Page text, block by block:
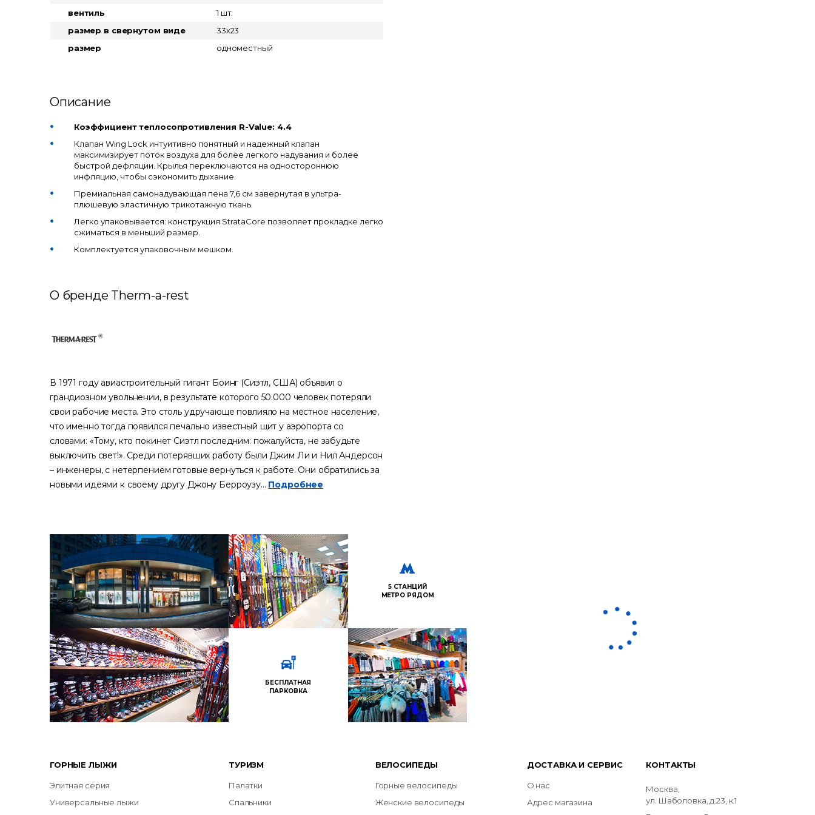
вентиль
1 шт.
размер в свернутом виде
33х23
размер
одноместный
Описание
Коэффициент теплосопротивления R-Value: 4.4
Клапан Wing Lock интуитивно понятный и надежный клапан
максимизирует поток воздуха для более легкого надувания и более
быстрой дефляции. Крылья переключаются на одностороннюю
инфляцию, чтобы сэкономить дыхание.
Премиальная самонадувающая пена 7,6 см завернутая в ультра-
плюшевую эластичную трикотажную ткань.
Легко упаковывается: конструкция StrataCore позволяет прокладке легко
сжиматься в меньший размер.
Комплектуется упаковочным мешком.
О бренде Therm-a-rest
В 1971 году авиастроительный гигант Боинг (Сиэтл, США) объявил о
грандиозном увольнении, в результате которого 50.000 человек потеряли
свои рабочие места. Это столь удручающе повлияло на местное население,
что именно тогда появился печально известный щит у аэропорта со
словами: «Тому, кто покинет Сиэтл последним: пожалуйста, не забудьте
выключить свет!». Среди потерявших работу были Джим Ли и Нил Андерсон
– инженеры, с нетерпением готовые вернуться к работе. Они обратились за
новыми идеями к своему другу Джону Берроузу... Подробнее
БЕСПЛАТНАЯ
ПАРКОВКА
5 СТАНЦИЙ
МЕТРО РЯДОМ
ГОРНЫЕ ЛЫЖИ
Элитная серия
Универсальные лыжи
ТУРИЗМ
Палатки
Спальники
ВЕЛОСИПЕДЫ
Горные велосипеды
Женские велосипеды
ДОСТАВКА И СЕРВИС
О нас
Адрес магазина
КОНТАКТЫ
Москва,
ул. Шаболовка, д.23, к.1